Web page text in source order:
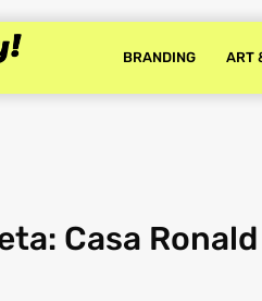
BRANDING ART
Casa